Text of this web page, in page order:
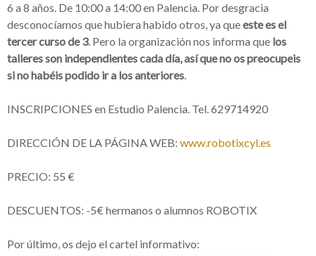
6 a 8 años. De 10:00 a 14:00 en Palencia. Por desgracia
desconocíamos que hubiera habido otros, ya queeste es el
tercer curso de 3. Pero la organización nos informa que los
talleres son independientes cada día, así que no os preocupeis
si no habéis podido ir a los anteriores.
INSCRIPCIONES en Estudio Palencia. Tel. 629714920
DIRECCIÓN DE LA PÁGINA WEB: www.robotixcyl.es
PRECIO: 55 €
DESCUENTOS: -5€ hermanos o alumnos ROBOTIX
Por último, os dejo el cartel informativo: